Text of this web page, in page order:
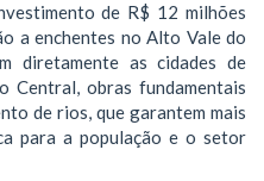
de R$ 12 milhões
a enchentes no Alto Vale do
diretamente as cidades de
Central, obras fundamentais
de rios, que garantem mais
para a população e o setor